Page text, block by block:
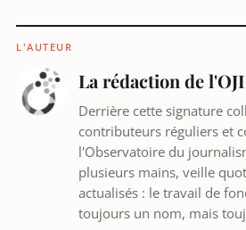
L'AUTEUR
La rédaction de
Derrière cette signature
contributeurs réguliers et
l'Observatoire du
plusieurs mains, veille
actualisés : le travail de
toujours un nom, mais